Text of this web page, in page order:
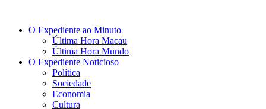
O Expediente ao Minuto
Última Hora Macau
Última Hora Mundo
O Expediente Noticioso
Política
Sociedade
Economia
Cultura